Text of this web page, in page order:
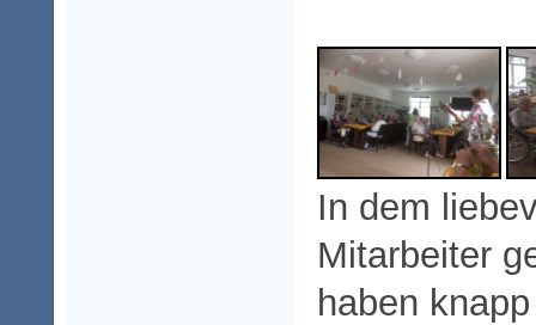
In dem
Mitarbeiter
haben